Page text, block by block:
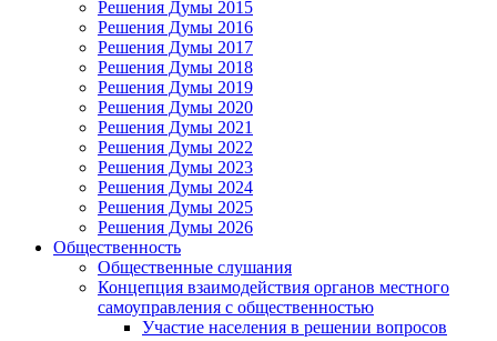
Решения Думы 2015
Решения Думы 2016
Решения Думы 2017
Решения Думы 2018
Решения Думы 2019
Решения Думы 2020
Решения Думы 2021
Решения Думы 2022
Решения Думы 2023
Решения Думы 2024
Решения Думы 2025
Решения Думы 2026
Общественность
Общественные слушания
Концепция взаимодействия органов местного
самоуправления с общественностью
Участие населения в решении вопросов